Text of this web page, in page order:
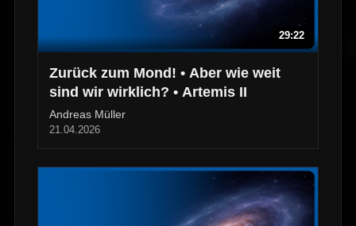
29:22
Zurück zum Mond! • Aber wie weit
sind wir wirklich? • Artemis II
Andreas Müller
21.04.2026